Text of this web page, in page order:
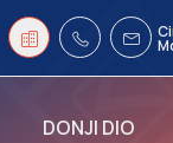
DONJI DIO